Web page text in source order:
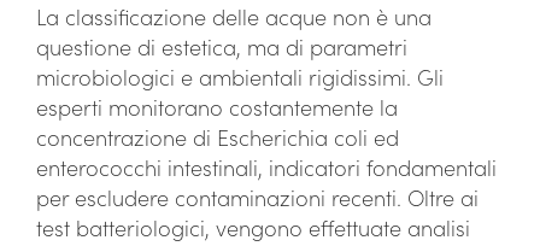
La classificazione delle acque non è una
questione di estetica, ma di parametri
microbiologici e ambientali rigidissimi. Gli
esperti monitorano costantemente la
concentrazione di Escherichia coli ed
enterococchi intestinali, indicatori fondamentali
per escludere contaminazioni recenti. Oltre ai
test batteriologici, vengono effettuate analisi